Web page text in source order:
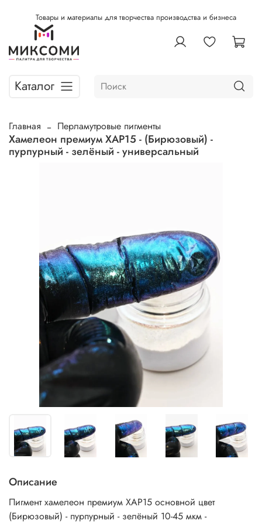
Товары и материалы для творчества производства и бизнеса
Каталог
Главная Перламутровые пигменты
Хамелеон премиум ХАР15 - (Бирюзовый) -
пурпурный - зелёный - универсальный
Описание
Пигмент хамелеон премиум ХАР15 основной цвет
(Бирюзовый) - пурпурный - зелёный 10-45 мкм -